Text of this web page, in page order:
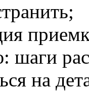
шаги
на